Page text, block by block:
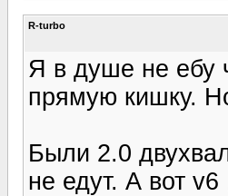
R-turbo
Я в душе не ебу
прямую кишку.
Были 2.0
не едут. А вот